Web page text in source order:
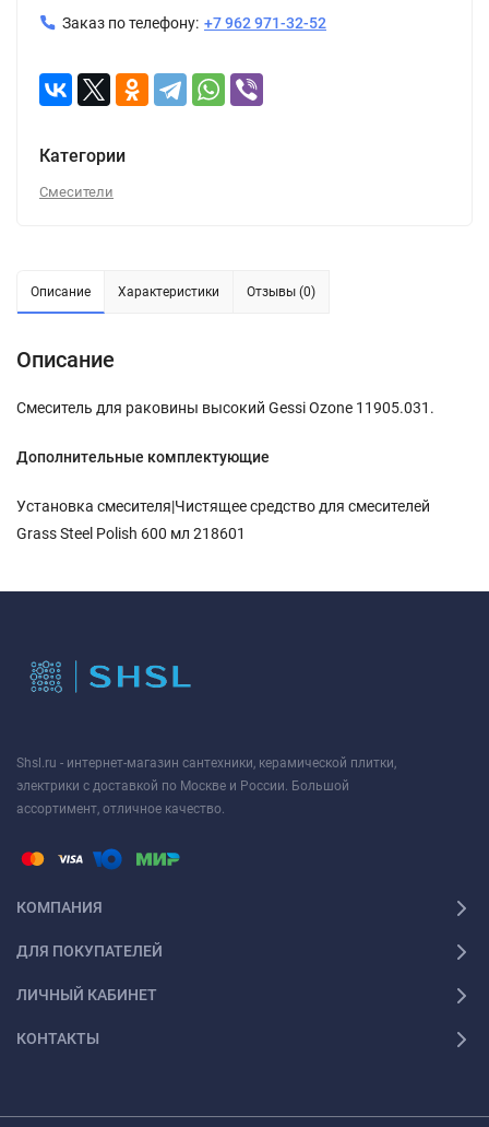
Заказ по телефону: +7 962 971-32-52
Категории
Смесители
Описание Характеристики Отзывы (0)
Описание
Смеситель для раковины высокий Gessi Ozone 11905.031.
Дополнительные комплектующие
Установка смесителя|Чистящее средство для смесителей
Grass Steel Polish 600 мл 218601
Shsl.ru - интернет-магазин сантехники, керамической плитки,
электрики с доставкой по Москве и России. Большой
ассортимент, отличное качество.
КОМПАНИЯ
ДЛЯ ПОКУПАТЕЛЕЙ
ЛИЧНЫЙ КАБИНЕТ
КОНТАКТЫ